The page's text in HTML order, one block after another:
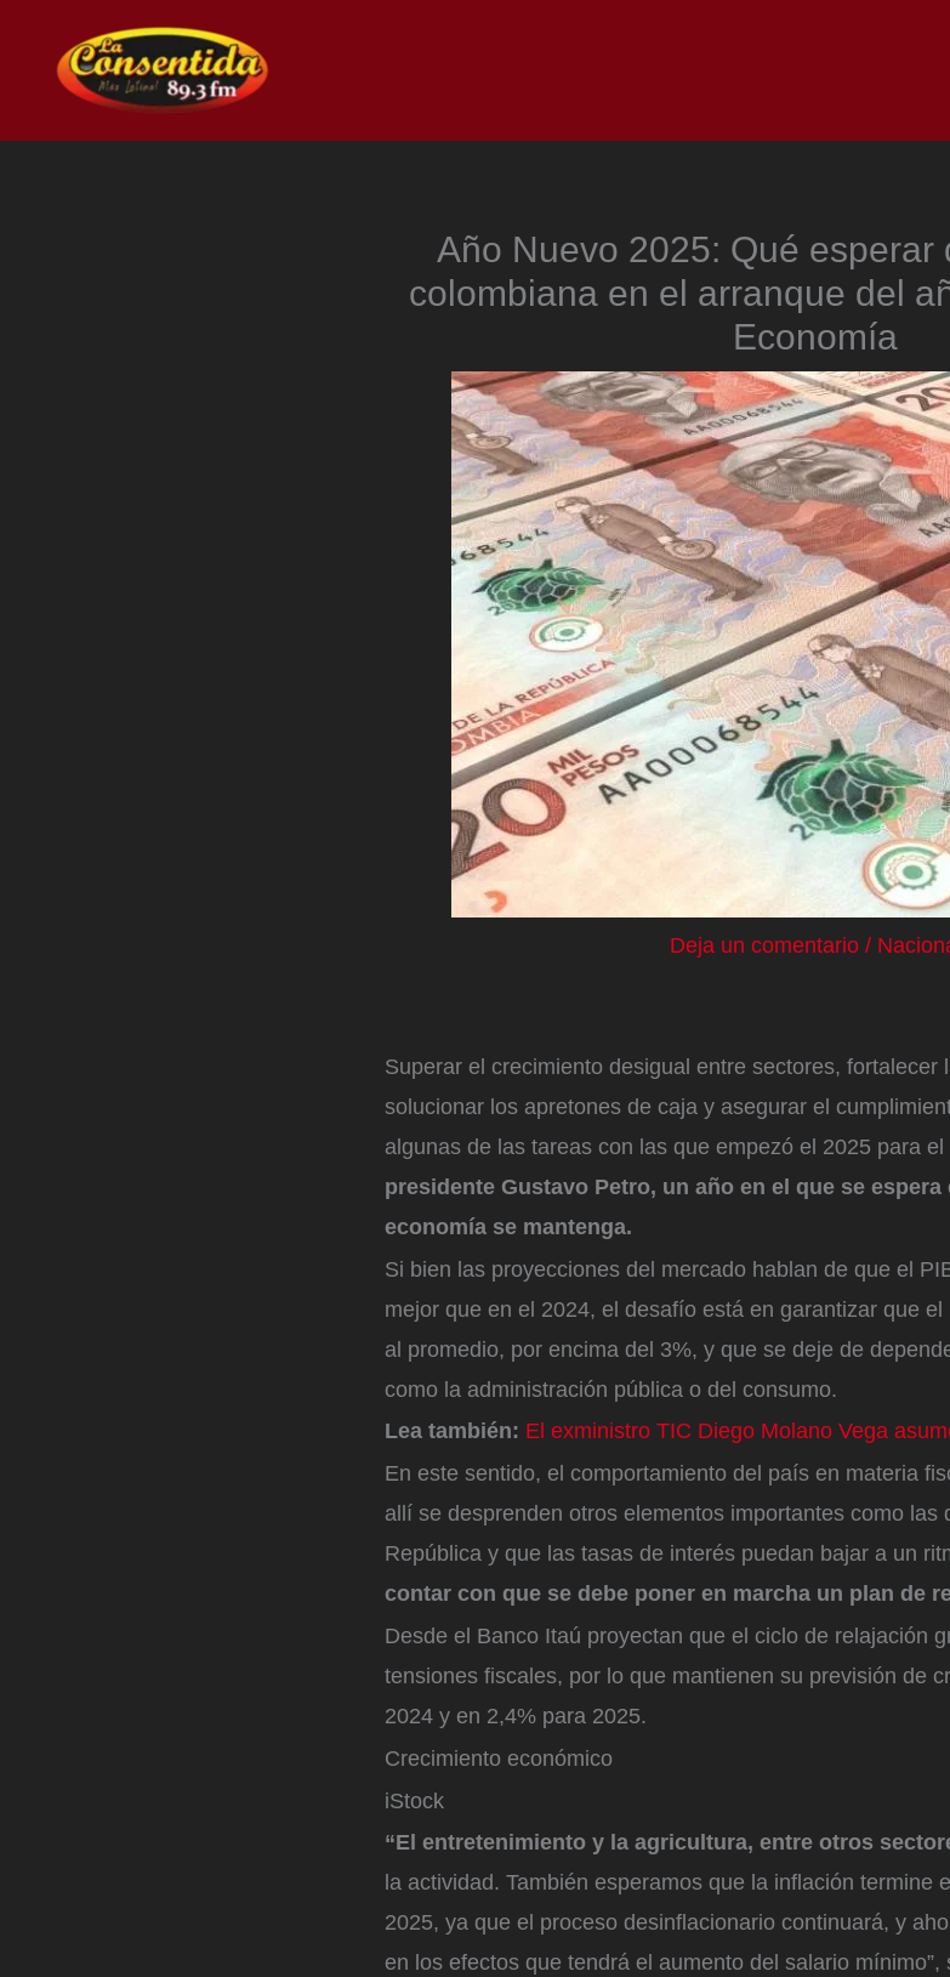
contenido
Año Nuevo 2025: Qué esperar
colombiana en el arranque del
Economía
Deja un comentario /
Superar el crecimiento desigual entre sectores, fortalecer
solucionar los apretones de caja y asegurar el
algunas de las tareas con las que empezó el 2025 para
presidente Gustavo Petro, un año en el que se espera
economía se mantenga.
Si bien las proyecciones del mercado hablan de que el
mejor que en el 2024, el desafío está en garantizar que
al promedio, por encima del 3%, y que se deje de
como la administración pública o del consumo.
Lea también: El exministro TIC Diego Molano Vega
En este sentido, el comportamiento del país en materia
allí se desprenden otros elementos importantes como las
República y que las tasas de interés puedan bajar a un
contar con que se debe poner en marcha un plan de
Desde el Banco Itaú proyectan que el ciclo de relajación
tensiones fiscales, por lo que mantienen su previsión de
2024 y en 2,4% para 2025.
Crecimiento económico
iStock
“El entretenimiento y la agricultura, entre otros
la actividad. También esperamos que la inflación termine
2025, ya que el proceso desinflacionario continuará, y
en los efectos que tendrá el aumento del salario mínimo”,